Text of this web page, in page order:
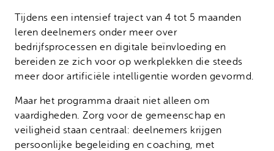
Tijdens een intensief traject van 4 tot 5 maanden
leren deelnemers onder meer over
bedrijfsprocessen en digitale beïnvloeding en
bereiden ze zich voor op werkplekken die steeds
meer door artificiële intelligentie worden gevormd.
Maar het programma draait niet alleen om
vaardigheden. Zorg voor de gemeenschap en
veiligheid staan centraal: deelnemers krijgen
persoonlijke begeleiding en coaching, met